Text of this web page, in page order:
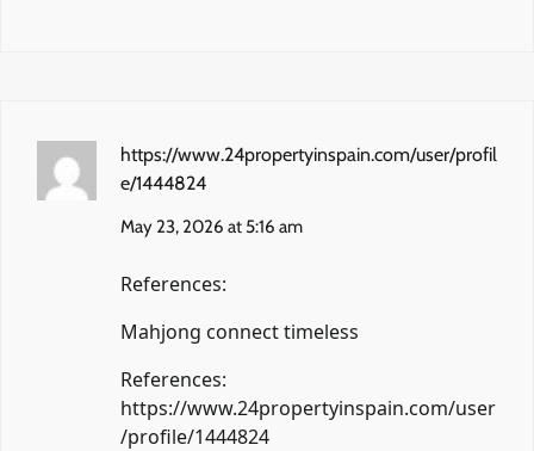
https://www.24propertyinspain.com/user/profil
e/1444824
May 23, 2026 at 5:16 am
References:
Mahjong connect timeless
References:
https://www.24propertyinspain.com/user
/profile/1444824